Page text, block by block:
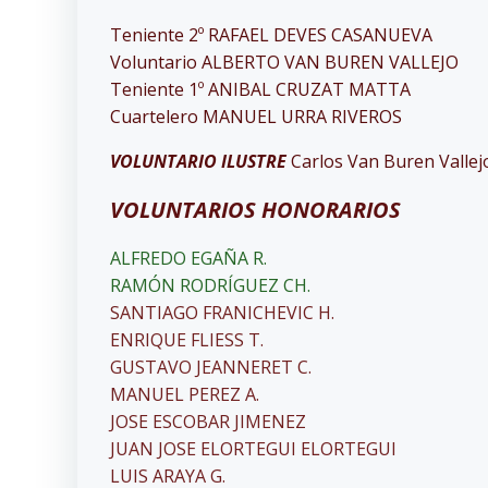
Teniente 2º RAFAEL DEVES CASANUEVA
Voluntario ALBERTO VAN BUREN VALLEJO
Teniente 1º ANIBAL CRUZAT MATTA
Cuartelero MANUEL URRA RIVEROS
VOLUNTARIO ILUSTRECarlos Van Buren
VOLUNTARIOS HONORARIOS
ALFREDO EGAÑA R.
RAMÓN RODRÍGUEZ CH.
SANTIAGO FRANICHEVIC H.
ENRIQUE FLIESS T.
GUSTAVO JEANNERET C.
MANUEL PEREZ A.
JOSE ESCOBAR JIMENEZ
JUAN JOSE ELORTEGUI ELORTEGUI
LUIS ARAYA G.